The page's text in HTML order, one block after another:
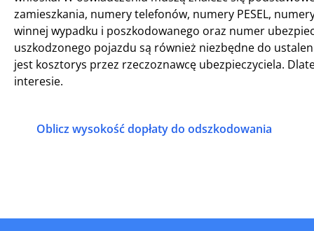
zamieszkania, numery telefonów, numery PESEL,
winnej wypadku i poszkodowanego oraz numer
uszkodzonego pojazdu są również niezbędne do
jest kosztorys przez rzeczoznawcę ubezpieczyciela.
interesie.
Oblicz wysokość dopłaty do odszkodowania